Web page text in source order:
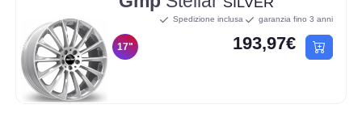
17"
Spedizione inclusa garanzia fino 3 anni
193,97€